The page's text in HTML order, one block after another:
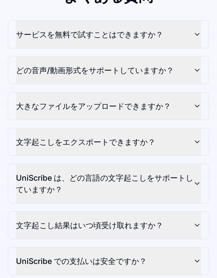
サービスを無料で試すことはできますか？
どの音声/動画形式をサポートしていますか？
大きなファイルをアップロードできますか？
文字起こしをエクスポートできますか？
UniScribe は、どの言語の文字起こしをサポートし
ていますか？
文字起こし結果はいつ頃受け取れますか？
UniScribe での支払いは安全ですか？